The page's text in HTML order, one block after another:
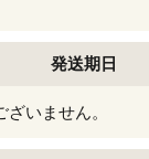
発送期日
いません。